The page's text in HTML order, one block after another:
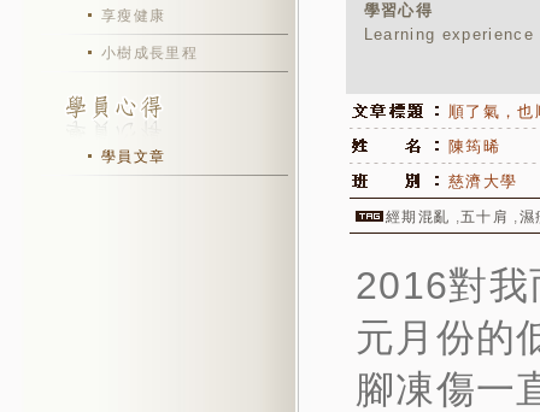
享瘦健康
小樹成長里程
學員文章
學習心得
Learning experience
順了氣，
陳筠晞
慈濟大學
經期混亂 ,五十肩 ,濕
2016對我
元月份的
腳凍傷一